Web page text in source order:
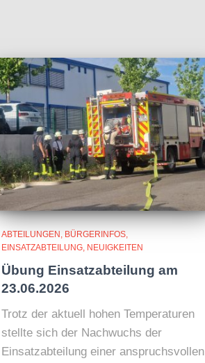
ABTEILUNGEN
BÜRGERINFOS
EINSATZABTEILUNG NEUIGKEITEN
Übung Einsatzabteilung am
23.06.2026
Trotz der aktuell hohen Temperaturen
stellte sich der Nachwuchs der
Einsatzabteilung einer anspruchsvollen